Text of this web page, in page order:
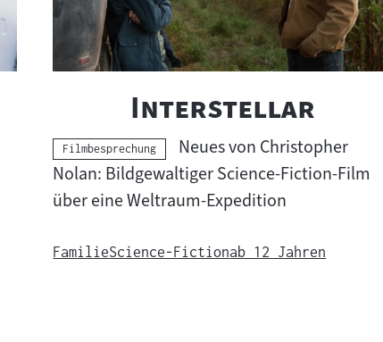
"
Interstellar
Kategorie:
Filmbesprechung
Neues von Christopher
Nolan: Bildgewaltiger Science-Fiction-Film
über eine Weltraum-Expedition
FamilieScience-Fictionab 12 Jahren